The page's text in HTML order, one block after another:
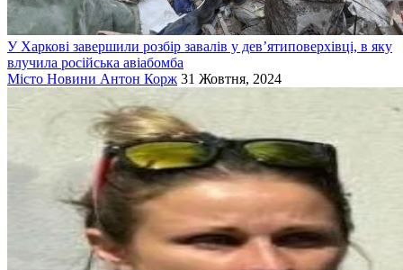
У Харкові завершили розбір завалів у дев’ятиповерхівці, в яку
влучила російська авіабомба
Місто Новини Антон Корж 31 Жовтня, 2024